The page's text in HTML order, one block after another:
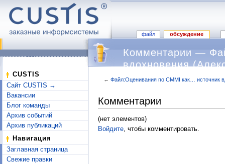
файл обсуждение
CUSTIS
Сайт CUSTIS →
Вакансии
Блог команды
Архив событий
Архив публикаций
Навигация
Заглавная страница
Свежие правки
Комментарии —
вдохновения
← Файл:Оценивания по CMMI как… источник
Комментарии
(нет элементов)
Войдите, чтобы комментировать.